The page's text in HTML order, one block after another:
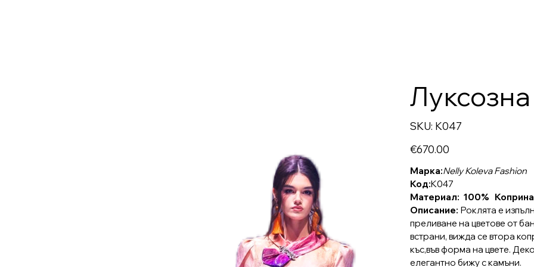
SKU: SKU
K047
K047
Price
€670.00
Марка:Nelly Koleva Fashion
Код:K047
Материал: 100% Коприна
Описание: Роклята е
преливане на цветове от
встрани, вижда се втора
къс,във форма на цвете.
елегантно бижу с камъни.